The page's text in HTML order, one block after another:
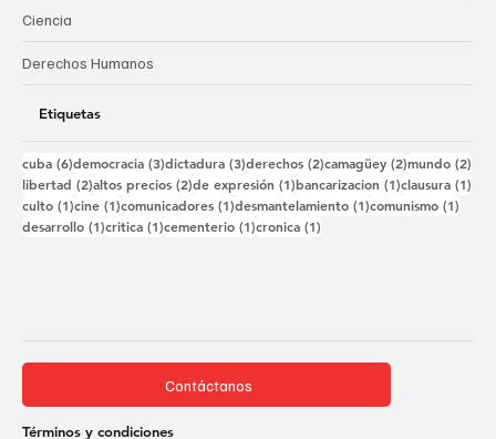
Ciencia
Derechos Humanos
Etiquetas
cuba (6)6 entradas
democracia (3)3 entradas
dictadura (3)3 entradas
derechos (2)2 entradas
camagüey (2)2 entradas
mundo (2)
libertad (2)2 entradas
altos precios (2)2 entradas
de expresión (1)1 entrada
bancarizacion (1)1 entrada
clausura (1)
culto (1)1 entrada
cine (1)1 entrada
comunicadores (1)1 entrada
desmantelamiento (1)1 entrada
comunismo (1)
desarrollo (1)1 entrada
critica (1)1 entrada
cementerio (1)1 entrada
cronica (1)
Contáctanos
Términos y condiciones